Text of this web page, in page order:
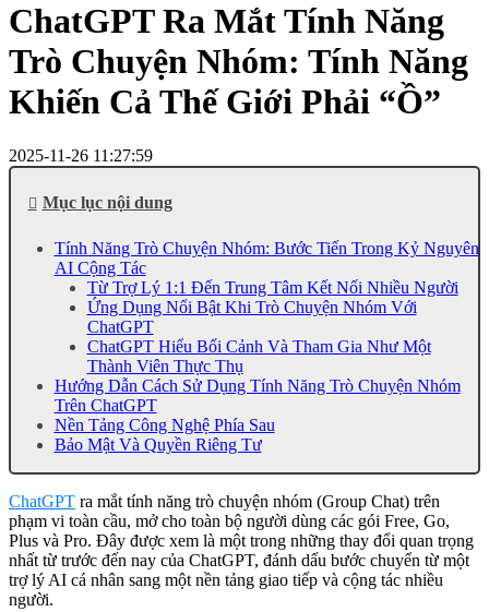
ChatGPT Ra Mắt Tính Năng
Trò Chuyện Nhóm: Tính Năng
Khiến Cả Thế Giới Phải “Ồ”
2025-11-26 11:27:59
Mục lục nội dung
Tính Năng Trò Chuyện Nhóm: Bước Tiến Trong Kỷ Nguyên
AI Cộng Tác
Từ Trợ Lý 1:1 Đến Trung Tâm Kết Nối Nhiều Người
Ứng Dụng Nổi Bật Khi Trò Chuyện Nhóm Với
ChatGPT
ChatGPT Hiểu Bối Cảnh Và Tham Gia Như Một
Thành Viên Thực Thụ
Hướng Dẫn Cách Sử Dụng Tính Năng Trò Chuyện Nhóm
Trên ChatGPT
Nền Tảng Công Nghệ Phía Sau
Bảo Mật Và Quyền Riêng Tư
ChatGPT ra mắt tính năng trò chuyện nhóm (Group Chat) trên
phạm vi toàn cầu, mở cho toàn bộ người dùng các gói Free, Go,
Plus và Pro. Đây được xem là một trong những thay đổi quan trọng
nhất từ trước đến nay của ChatGPT, đánh dấu bước chuyển từ một
trợ lý AI cá nhân sang một nền tảng giao tiếp và cộng tác nhiều
người.